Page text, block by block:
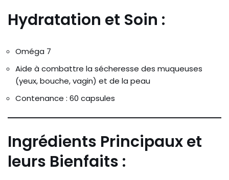
Hydratation et Soin :
Oméga 7
Aide à combattre la sécheresse des muqueuses
(yeux, bouche, vagin) et de la peau
Contenance : 60 capsules
Ingrédients Principaux et
leurs Bienfaits :